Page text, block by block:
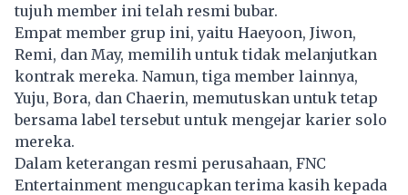
tujuh member ini telah resmi bubar.
Empat member grup ini, yaitu Haeyoon, Jiwon,
Remi, dan May, memilih untuk tidak melanjutkan
kontrak mereka. Namun, tiga member lainnya,
Yuju, Bora, dan Chaerin, memutuskan untuk tetap
bersama label tersebut untuk mengejar karier solo
mereka.
Dalam keterangan resmi perusahaan, FNC
Entertainment mengucapkan terima kasih kepada